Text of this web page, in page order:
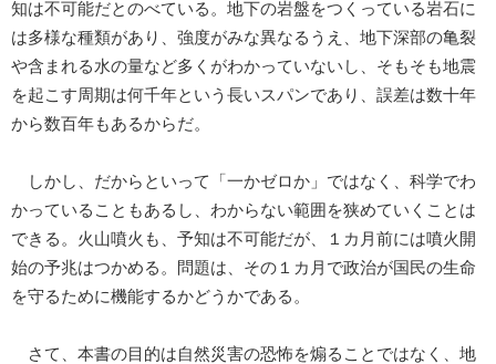
知は不可能だとのべている。地下の岩盤をつくっている岩石に
は多様な種類があり、強度がみな異なるうえ、地下深部の亀裂
や含まれる水の量など多くがわかっていないし、そもそも地震
を起こす周期は何千年という長いスパンであり、誤差は数十年
から数百年もあるからだ。
しかし、だからといって「一かゼロか」ではなく、科学でわ
かっていることもあるし、わからない範囲を狭めていくことは
できる。火山噴火も、予知は不可能だが、１カ月前には噴火開
始の予兆はつかめる。問題は、その１カ月で政治が国民の生命
を守るために機能するかどうかである。
さて、本書の目的は自然災害の恐怖を煽ることではなく、地